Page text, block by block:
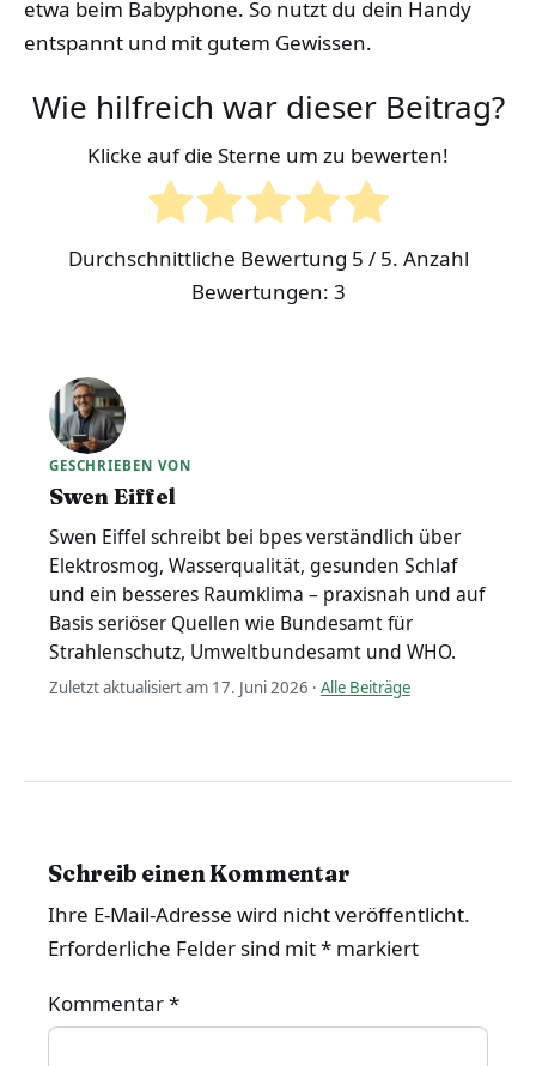
etwa beim Babyphone. So nutzt du dein Handy
entspannt und mit gutem Gewissen.
Wie hilfreich war dieser Beitrag?
Klicke auf die Sterne um zu bewerten!
Durchschnittliche Bewertung 5 / 5. Anzahl
Bewertungen: 3
GESCHRIEBEN VON
Swen Eiffel
Swen Eiffel schreibt bei bpes verständlich über
Elektrosmog, Wasserqualität, gesunden Schlaf
und ein besseres Raumklima – praxisnah und auf
Basis seriöser Quellen wie Bundesamt für
Strahlenschutz, Umweltbundesamt und WHO.
Zuletzt aktualisiert am 17. Juni 2026 · Alle Beiträge
Schreib einen Kommentar
Ihre E-Mail-Adresse wird nicht veröffentlicht.
Erforderliche Felder sind mit* markiert
Kommentar*